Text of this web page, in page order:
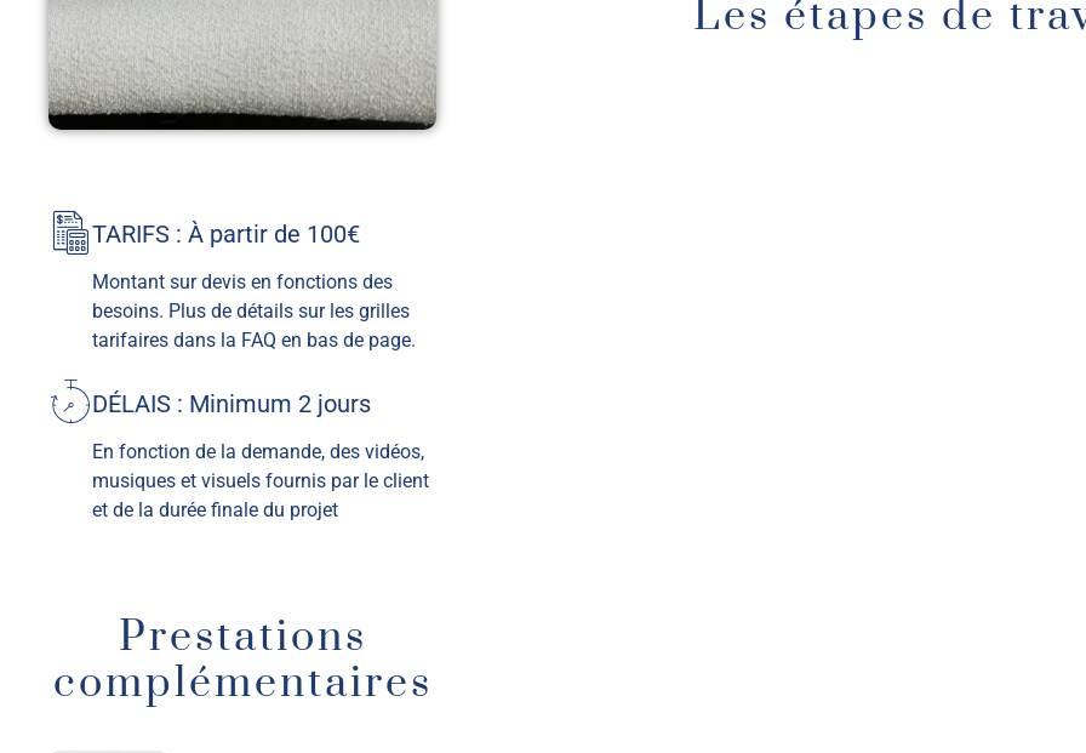
TARIFS : À partir de 100€
Montant sur devis en fonctions des
besoins. Plus de détails sur les grilles
tarifaires dans la FAQ en bas de page.
DÉLAIS : Minimum 2 jours
En fonction de la demande, des vidéos,
musiques et visuels fournis par le client
et de la durée finale du projet
Prestations
complémentaires
Les étapes de